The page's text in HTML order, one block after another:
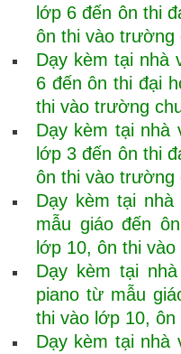
lớp 6 đến ôn thi
ôn thi vào trường
Dạy kèm tại nhà
6 đến ôn thi đại
thi vào trường
Dạy kèm tại nhà
lớp 3 đến ôn thi
ôn thi vào trường
Dạy kèm tại
mẫu giáo đến
lớp 10, ôn thi
Dạy kèm tại
piano từ mẫu
thi vào lớp 10,
Dạy kèm tại nhà